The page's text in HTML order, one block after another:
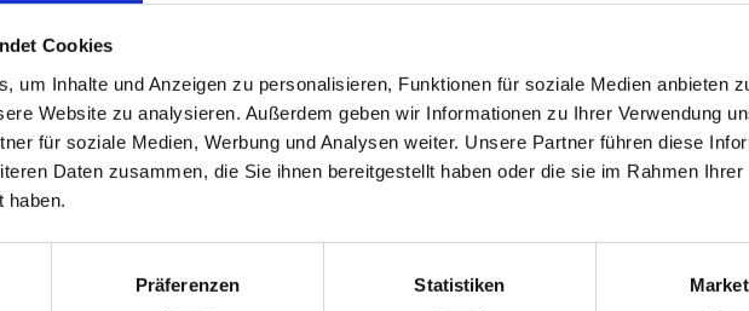
Cookies
um Inhalte und Anzeigen zu personalisieren, Funktionen für soziale Medien anbieten
Website zu analysieren. Außerdem geben wir Informationen zu Ihrer Verwendung
für soziale Medien, Werbung und Analysen weiter. Unsere Partner führen diese
Daten zusammen, die Sie ihnen bereitgestellt haben oder die sie im Rahmen Ihrer
haben.
Präferenzen Statistiken
wenig Parkmöglichkeiten vorhanden sind oder das Umzugsfahrzeug direkt vor